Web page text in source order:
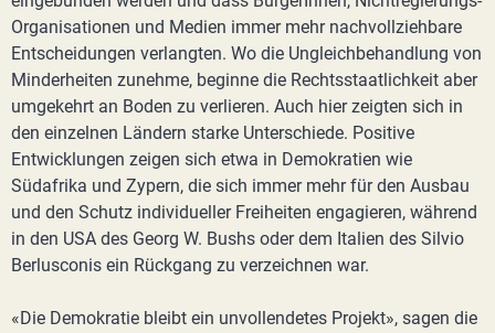
Organisationen und Medien immer mehr nachvollziehbare
Entscheidungen verlangten. Wo die Ungleichbehandlung von
Minderheiten zunehme, beginne die Rechtsstaatlichkeit aber
umgekehrt an Boden zu verlieren. Auch hier zeigten sich in
den einzelnen Ländern starke Unterschiede. Positive
Entwicklungen zeigen sich etwa in Demokratien wie
Südafrika und Zypern, die sich immer mehr für den Ausbau
und den Schutz individueller Freiheiten engagieren, während
in den USA des Georg W. Bushs oder dem Italien des Silvio
Berlusconis ein Rückgang zu verzeichnen war.
«Die Demokratie bleibt ein unvollendetes Projekt», sagen die